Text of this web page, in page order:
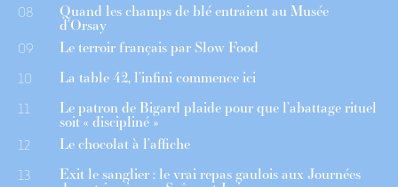
08 Quand les champs de blé entraient au Musée
d’Orsay
09 Le terroir français par Slow Food
10 La table 42, l’infini commence ici
11 Le patron de Bigard plaide pour que l’abattage rituel
soit « discipliné »
12 Le chocolat à l’affiche
13 Exit le sanglier : le vrai repas gaulois aux Journées